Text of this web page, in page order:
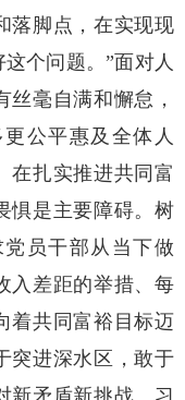
落脚点，在实现现
个问题。”面对人
毫自满和懈怠，
公平惠及全体人
在扎实推进共同富
惧是主要障碍。树
员干部从当下做
入差距的举措、每
着共同富裕目标迈
突进深水区，敢于
新矛盾新挑战。习